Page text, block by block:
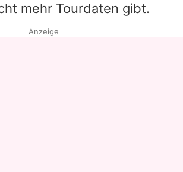
mehr Tourdaten gibt.
Anzeige